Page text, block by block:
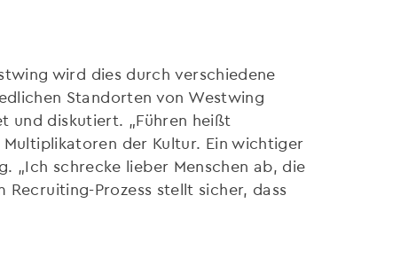
wird dies durch verschiedene
Standorten von Westwing
und diskutiert. „Führen heißt
der Kultur. Ein wichtiger
„Ich schrecke lieber Menschen ab, die
Recruiting-Prozess stellt sicher, dass